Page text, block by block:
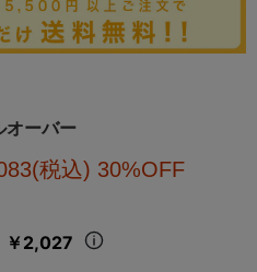
オーバー
税込) 30%OFF
￥2,027